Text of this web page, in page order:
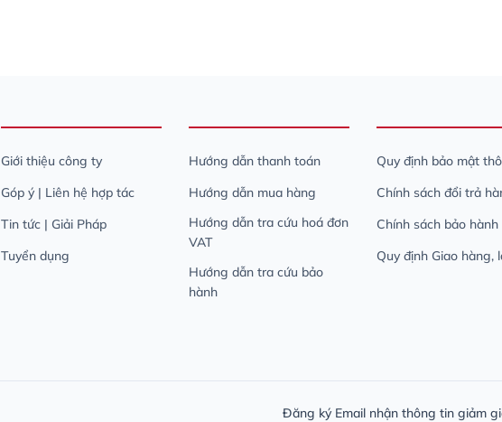
Giới thiệu công ty
Góp ý | Liên hệ hợp tác
Tin tức | Giải Pháp
Tuyển dụng
Hướng dẫn thanh toán
Hướng dẫn mua hàng
Hướng dẫn tra cứu hoá đơn
VAT
Hướng dẫn tra cứu bảo
hành
Quy định bảo mật
Chính sách đổi trả
Chính sách bảo hành
Quy định Giao hàng,
Đăng ký Email nhận thông tin giảm